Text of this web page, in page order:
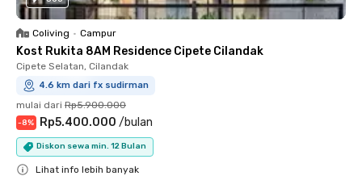
Coliving • Campur
Kost Rukita 8AM Residence Cipete Cilandak
Cipete Selatan, Cilandak
4.6 km dari fx sudirman
mulai dari Rp5.900.000
-8% Rp5.400.000 /bulan
Diskon sewa min. 12 Bulan
Lihat info lebih banyak